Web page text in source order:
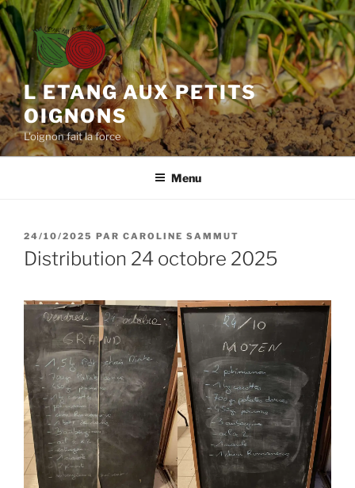
Aller
au
contenu
principal
L ETANG AUX PETITS
OIGNONS
L'oignon fait la force
Menu
PUBLIÉ
LE
24/10/2025 PAR CAROLINE SAMMUT
Distribution 24 octobre 2025